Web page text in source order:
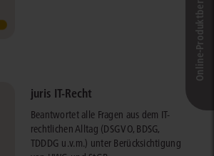
juris IT-Recht
Beantwortet alle Fragen aus dem IT-
rechtlichen Alltag (DSGVO, BDSG,
TDDDG u.v.m.) unter Berücksichtigung
Online-Produkt­berater